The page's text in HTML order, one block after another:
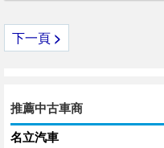
下一頁 >
推薦中古車商
名立汽車